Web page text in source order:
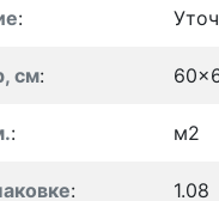
:
см:
: м2
: 1.08